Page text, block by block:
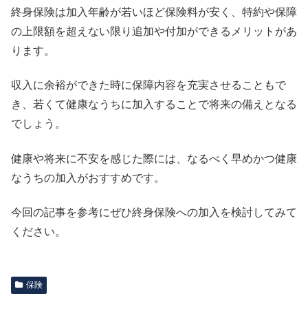
終身保険は加入年齢が若いほど保険料が安く、特約や保障
の上限額を超えない限り追加や付加ができるメリットがあ
ります。
収入に余裕ができた時に保障内容を充実させることもで
き、若くて健康なうちに加入することで将来の備えとなる
でしょう。
健康や将来に不安を感じた際には、なるべく早めかつ健康
なうちの加入がおすすめです。
今回の記事を参考にぜひ終身保険への加入を検討してみて
ください。
保険